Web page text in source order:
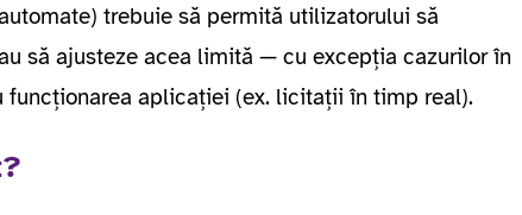
trebuie să permită utilizatorului să
să ajusteze acea limită — cu excepția cazurilor în
aplicației (ex. licitații în timp real).